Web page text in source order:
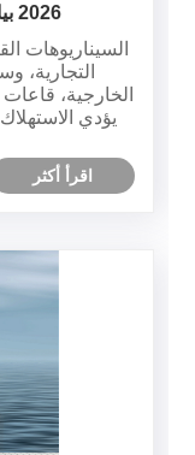
2026 بيان صحفي حول تطوير صناعة الساونا
السيناريوهات
التجارية،
الخارجية،
يؤدي
اقرأ أكثر